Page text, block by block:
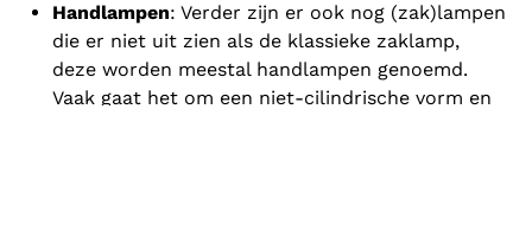
Handlampen: Verder zijn er ook nog (zak)lampen
die er niet uit zien als de klassieke zaklamp,
deze worden meestal handlampen genoemd.
Vaak gaat het om een niet-cilindrische vorm en